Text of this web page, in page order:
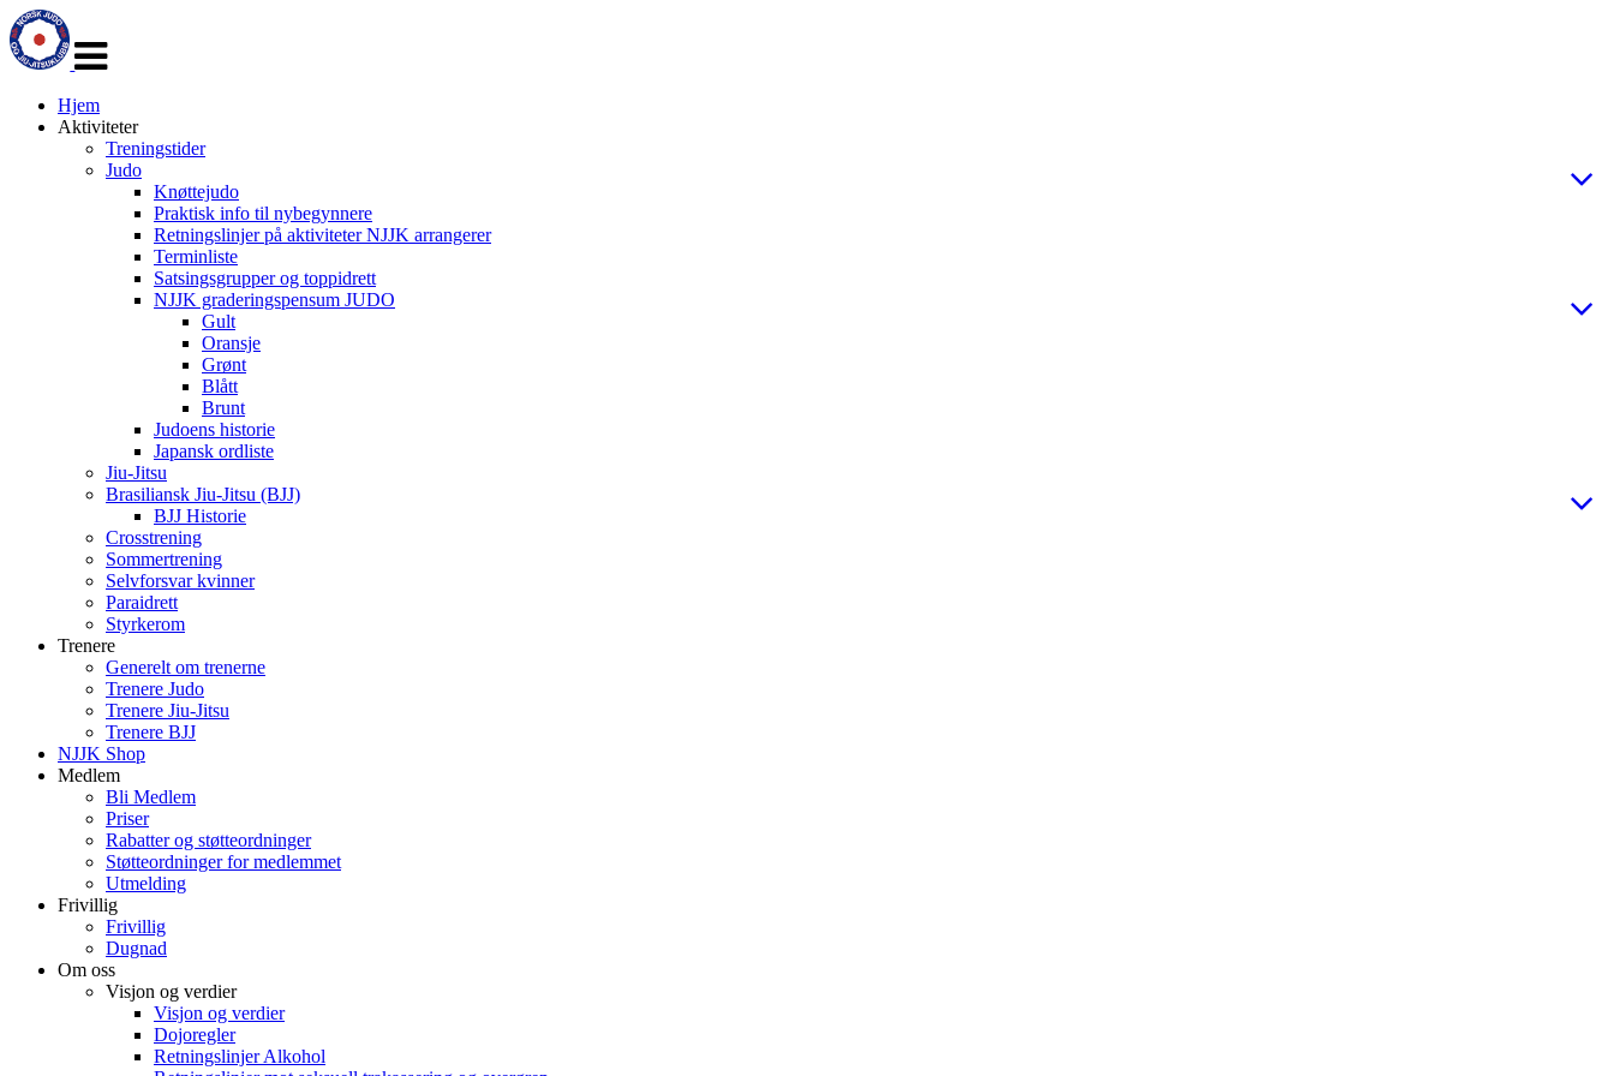
navigasjon
Hjem
Aktiviteter
Treningstider
Judo
Knøttejudo
Praktisk info til nybegynnere
Retningslinjer på aktiviteter NJJK arrangerer
Terminliste
Satsingsgrupper og toppidrett
NJJK graderingspensum JUDO
Gult
Oransje
Grønt
Blått
Brunt
Judoens historie
Japansk ordliste
Jiu-Jitsu
Brasiliansk Jiu-Jitsu (BJJ)
BJJ Historie
Crosstrening
Sommertrening
Selvforsvar kvinner
Paraidrett
Styrkerom
Trenere
Generelt om trenerne
Trenere Judo
Trenere Jiu-Jitsu
Trenere BJJ
NJJK Shop
Medlem
Bli Medlem
Priser
Rabatter og støtteordninger
Støtteordninger for medlemmet
Utmelding
Frivillig
Frivillig
Dugnad
Om oss
Visjon og verdier
Visjon og verdier
Dojoregler
Retningslinjer Alkohol